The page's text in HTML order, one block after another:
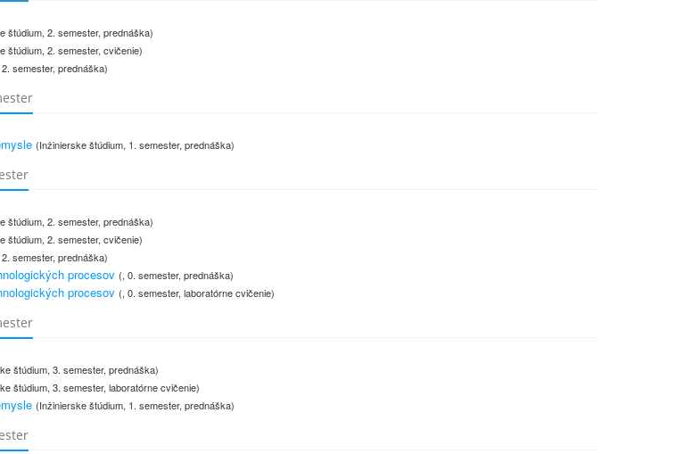
štúdium, 2. semester, prednáška)
štúdium, 2. semester, cvičenie)
semester, prednáška)
(Inžinierske štúdium, 1. semester, prednáška)
štúdium, 2. semester, prednáška)
štúdium, 2. semester, cvičenie)
semester, prednáška)
procesov (, 0. semester, prednáška)
procesov (, 0. semester, laboratórne cvičenie)
štúdium, 3. semester, prednáška)
štúdium, 3. semester, laboratórne cvičenie)
(Inžinierske štúdium, 1. semester, prednáška)